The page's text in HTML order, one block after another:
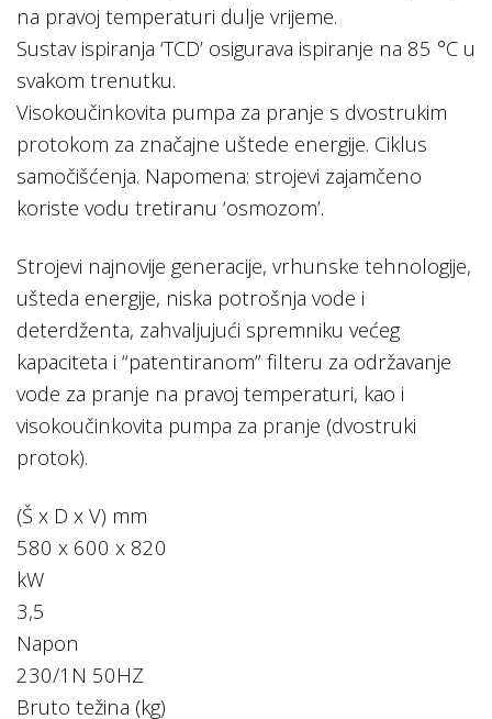
na pravoj temperaturi dulje vrijeme.
Sustav ispiranja ‘TCD’ osigurava ispiranje na 85 °C u
svakom trenutku.
Visokoučinkovita pumpa za pranje s dvostrukim
protokom za značajne uštede energije. Ciklus
samočišćenja. Napomena: strojevi zajamčeno
koriste vodu tretiranu ‘osmozom’.
Strojevi najnovije generacije, vrhunske tehnologije,
ušteda energije, niska potrošnja vode i
deterdženta, zahvaljujući spremniku većeg
kapaciteta i “patentiranom” filteru za održavanje
vode za pranje na pravoj temperaturi, kao i
visokoučinkovita pumpa za pranje (dvostruki
protok).
(Š x D x V) mm
580 x 600 x 820
kW
3,5
Napon
230/1N 50HZ
Bruto težina (kg)